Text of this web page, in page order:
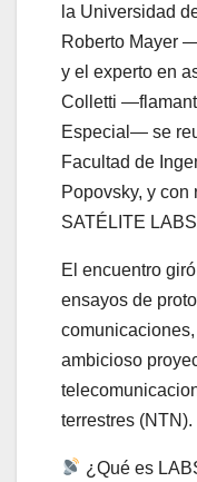
la Universidad
Roberto Mayer
y el experto en
Colletti
Especial— se
Facultad de
Popovsky, y con
SATÉLITE
El encuentro
ensayos de
ambicioso
terrestres (NTN).
¿Qué es